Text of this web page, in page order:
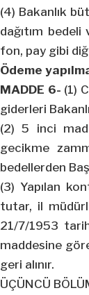
(4) Bakanlık
dağıtım
fon, pay gibi
Ödeme
MADDE 6- (1)
giderleri
(2) 5 inci
gecikme
bedellerden
(3) Yapılan
tutar, il
21/7/1953
maddesine
geri alınır.
ÜÇÜNCÜ